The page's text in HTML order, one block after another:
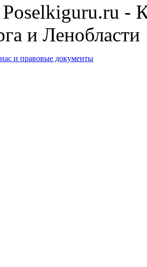
-
и Ленобласти
и правовые документы